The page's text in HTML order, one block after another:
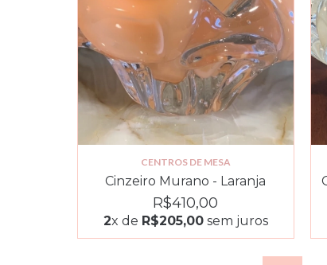
CENTROS DE MESA
Cinzeiro Murano - Laranja
R$410,00
2x de R$205,00sem juros